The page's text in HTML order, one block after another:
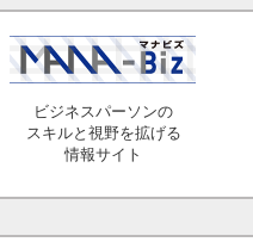
ビジネスパーソンの
スキルと視野を拡げる
情報サイト